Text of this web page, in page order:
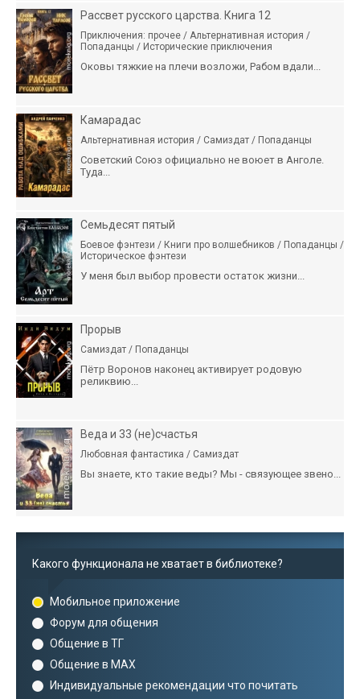
Рассвет русского царства. Книга 12
Приключения: прочее / Альтернативная история /
Попаданцы / Исторические приключения
Оковы тяжкие на плечи возложи, Рабом вдали...
Камарадас
Альтернативная история / Самиздат / Попаданцы
Советский Союз официально не воюет в Анголе.
Туда...
Семьдесят пятый
Боевое фэнтези / Книги про волшебников / Попаданцы /
Историческое фэнтези
У меня был выбор провести остаток жизни...
Прорыв
Самиздат / Попаданцы
Пётр Воронов наконец активирует родовую
реликвию...
Веда и 33 (не)счастья
Любовная фантастика / Самиздат
Вы знаете, кто такие веды? Мы - связующее звено...
Какого функционала не хватает в библиотеке?
Мобильное приложение
Форум для общения
Общение в ТГ
Общение в MAX
Индивидуальные рекомендации что почитать